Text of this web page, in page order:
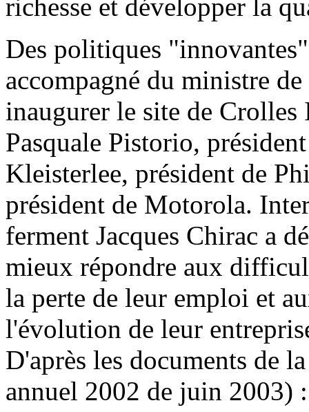
richesse et développer la
Des politiques
accompagné du ministre
inaugurer le site de
Pasquale Pistorio,
Kleisterlee, président de
président de Motorola.
ferment Jacques Chirac a
mieux répondre aux
la perte de leur emploi et
l'évolution de leur
D'après les documents de
annuel 2002 de juin 2003)